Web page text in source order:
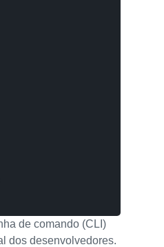
de comando (CLI)
dos desenvolvedores.